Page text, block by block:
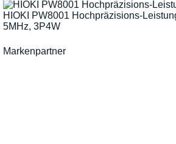
HIOKI PW8001 Hochpräzisions-
5MHz, 3P4W
Markenpartner